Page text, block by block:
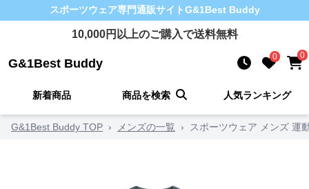
スポーツウェア専門通販サイトG&1Best Buddy
10,000円以上のご購入で送料無料
G&1Best Buddy 0 0
新着商品 商品を検索 人気ランキング
G&1Best Buddy TOP › メンズの一覧 › スポーツウェア メンズ 運